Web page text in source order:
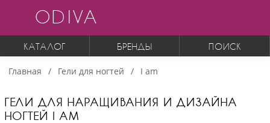
ODIVA
КАТАЛОГ БРЕНДЫ ПОИСК
Главная Гели для ногтей I am
ГЕЛИ ДЛЯ НАРАЩИВАНИЯ И ДИЗАЙНА
НОГТЕЙ I AM